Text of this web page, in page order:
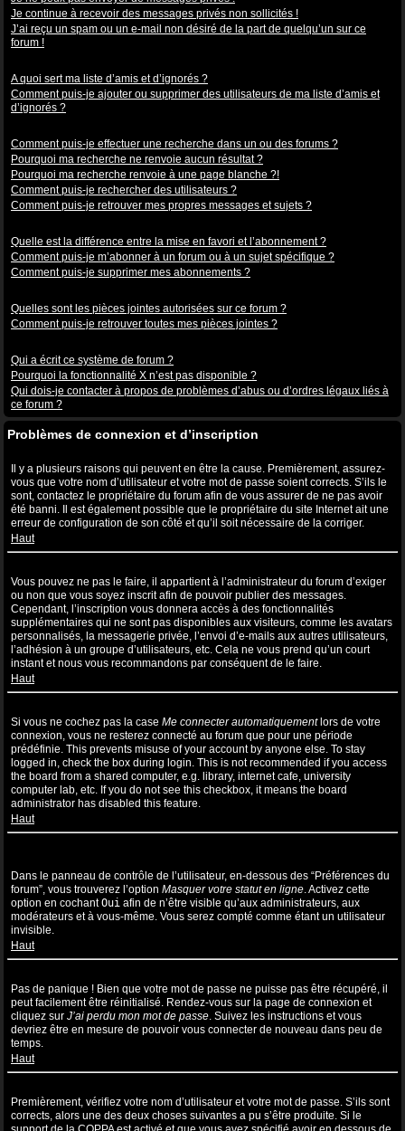
Je continue à recevoir des messages privés non sollicités !
J’ai reçu un spam ou un e-mail non désiré de la part de quelqu’un sur ce
forum !
A quoi sert ma liste d’amis et d’ignorés ?
Comment puis-je ajouter ou supprimer des utilisateurs de ma liste d’amis et
d’ignorés ?
Comment puis-je effectuer une recherche dans un ou des forums ?
Pourquoi ma recherche ne renvoie aucun résultat ?
Pourquoi ma recherche renvoie à une page blanche ?!
Comment puis-je rechercher des utilisateurs ?
Comment puis-je retrouver mes propres messages et sujets ?
Quelle est la différence entre la mise en favori et l’abonnement ?
Comment puis-je m’abonner à un forum ou à un sujet spécifique ?
Comment puis-je supprimer mes abonnements ?
Quelles sont les pièces jointes autorisées sur ce forum ?
Comment puis-je retrouver toutes mes pièces jointes ?
Qui a écrit ce système de forum ?
Pourquoi la fonctionnalité X n’est pas disponible ?
Qui dois-je contacter à propos de problèmes d’abus ou d’ordres légaux liés à
ce forum ?
Problèmes de connexion et d’inscription
Il y a plusieurs raisons qui peuvent en être la cause. Premièrement, assurez-
vous que votre nom d’utilisateur et votre mot de passe soient corrects. S’ils le
sont, contactez le propriétaire du forum afin de vous assurer de ne pas avoir
été banni. Il est également possible que le propriétaire du site Internet ait une
erreur de configuration de son côté et qu’il soit nécessaire de la corriger.
Haut
Vous pouvez ne pas le faire, il appartient à l’administrateur du forum d’exiger
ou non que vous soyez inscrit afin de pouvoir publier des messages.
Cependant, l’inscription vous donnera accès à des fonctionnalités
supplémentaires qui ne sont pas disponibles aux visiteurs, comme les avatars
personnalisés, la messagerie privée, l’envoi d’e-mails aux autres utilisateurs,
l’adhésion à un groupe d’utilisateurs, etc. Cela ne vous prend qu’un court
instant et nous vous recommandons par conséquent de le faire.
Haut
Si vous ne cochez pas la case Me connecter automatiquementlors de votre
connexion, vous ne resterez connecté au forum que pour une période
prédéfinie. This prevents misuse of your account by anyone else. To stay
logged in, check the box during login. This is not recommended if you access
the board from a shared computer, e.g. library, internet cafe, university
computer lab, etc. If you do not see this checkbox, it means the board
administrator has disabled this feature.
Haut
Dans le panneau de contrôle de l’utilisateur, en-dessous des “Préférences du
forum”, vous trouverez l’option Masquer votre statut en ligne. Activez cette
option en cochantOui afin de n’être visible qu’aux administrateurs, aux
modérateurs et à vous-même. Vous serez compté comme étant un utilisateur
invisible.
Haut
Pas de panique ! Bien que votre mot de passe ne puisse pas être récupéré, il
peut facilement être réinitialisé. Rendez-vous sur la page de connexion et
cliquez sur J’ai perdu mon mot de passe. Suivez les instructions et vous
devriez être en mesure de pouvoir vous connecter de nouveau dans peu de
temps.
Haut
Premièrement, vérifiez votre nom d’utilisateur et votre mot de passe. S’ils sont
corrects, alors une des deux choses suivantes a pu s’être produite. Si le